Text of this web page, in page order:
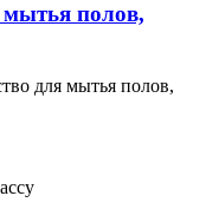
полов,
для мытья полов,